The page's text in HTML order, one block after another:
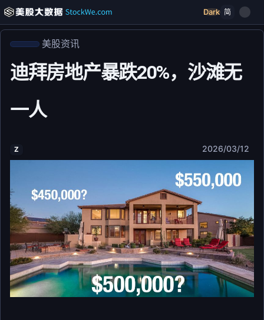
Dark 简
美股资讯
迪拜房地产暴跌20%，沙滩无
一人
Z 2026/03/12